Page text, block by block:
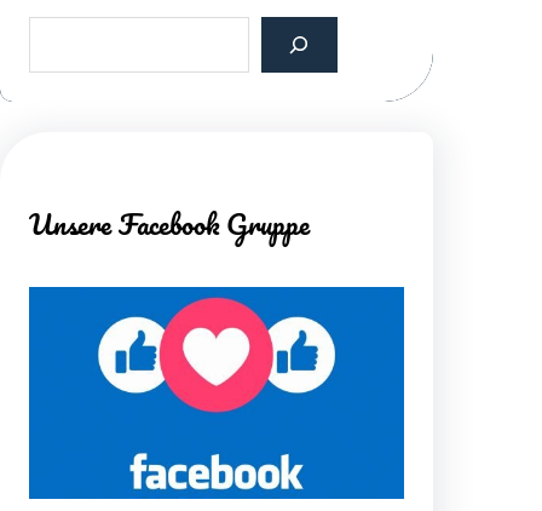
Unsere Facebook Gruppe